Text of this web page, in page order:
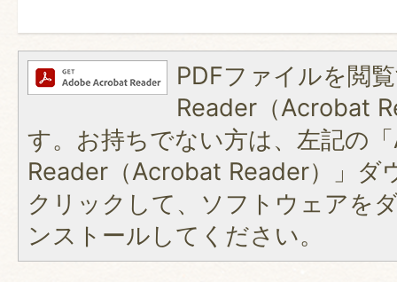
PDFファイルを閲
Reader（Acrobat
す。お持ちでない方は、左記の
Reader（Acrobat Reader）」ダ
クリックして、ソフトウェアを
ンストールしてください。